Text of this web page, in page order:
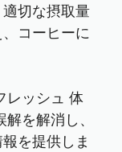
切な摂取量
コーヒーに
レッシュ 体
を解消し、
を提供しま